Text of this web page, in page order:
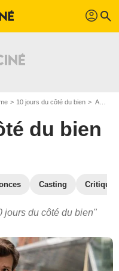
profil search
10 jours du côté du bien Actualités 10 jours du côté du bien
du bien
Casting
jours du côté du bien"